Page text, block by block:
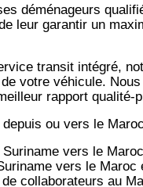
déménageurs
leur garantir un
transit intégré,
votre véhicule.
rapport
depuis ou vers le
Suriname vers le
vers le Maroc
collaborateurs au